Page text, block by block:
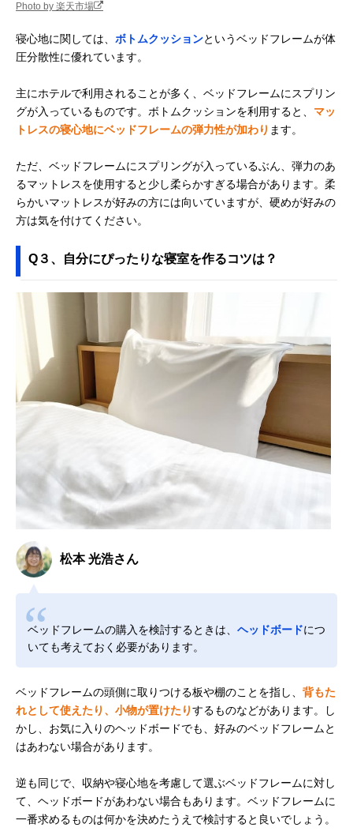
Photo by 楽天市場
寝心地に関しては、 ボトムクッションというベッドフレームが体
圧分散性に優れています。
主にホテルで利用されることが多く、ベッドフレームにスプリン
グが入っているものです。ボトムクッションを利用すると、 マッ
トレスの寝心地にベッドフレームの弾力性が加わり ます。
ただ、ベッドフレームにスプリングが入っているぶん、弾力のあ
るマットレスを使用すると少し柔らかすぎる場合があります。柔
らかいマットレスが好みの方には向いていますが、硬めが好みの
方は気を付けてください。
Q３、自分にぴったりな寝室を作るコツは？
松本 光浩さん
ベッドフレームの購入を検討するときは、 ヘッドボードにつ
いても考えておく必要があります。
ベッドフレームの頭側に取りつける板や棚のことを指し、 背もた
れとして使えたり、小物が置けたりするものなどがあります。し
かし、お気に入りのヘッドボードでも、好みのベッドフレームと
はあわない場合があります。
逆も同じで、収納や寝心地を考慮して選ぶベッドフレームに対し
て、ヘッドボードがあわない場合もあります。ベッドフレームに
一番求めるものは何かを決めたうえで検討すると良いでしょう。